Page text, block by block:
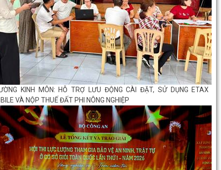
KINH MÔN: HỖ TRỢ LƯU ĐỘNG CÀI ĐẶT, SỬ DỤNG ETAX
VÀ NỘP THUẾ ĐẤT PHI NÔNG NGHIỆP